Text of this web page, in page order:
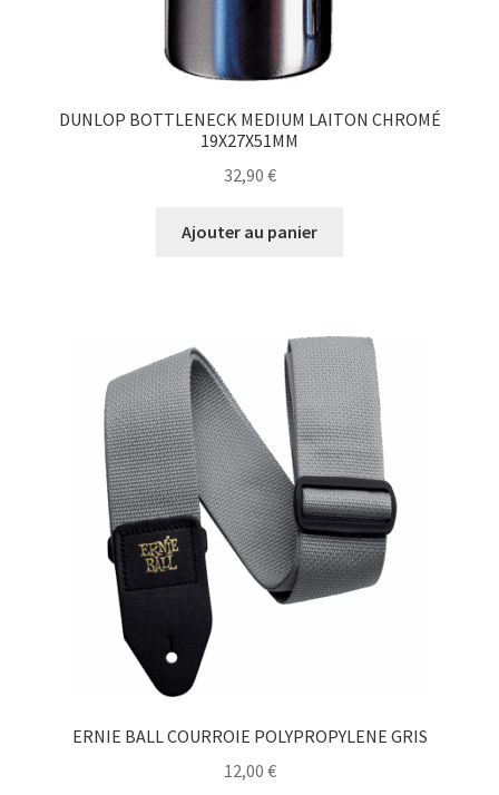
DUNLOP BOTTLENECK MEDIUM LAITON CHROMÉ
19X27X51MM
32,90 €
Ajouter au panier
ERNIE BALL COURROIE POLYPROPYLENE GRIS
12,00 €